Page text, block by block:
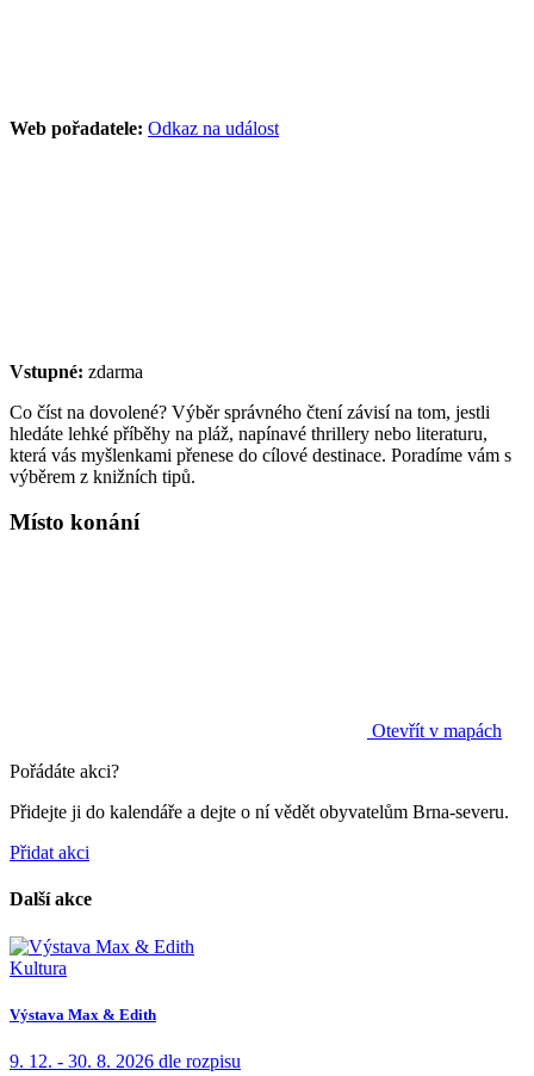
Web pořadatele: Odkaz na událost
Vstupné: zdarma
Co číst na dovolené? Výběr správného čtení závisí na tom, jestli
hledáte lehké příběhy na pláž, napínavé thrillery nebo literaturu,
která vás myšlenkami přenese do cílové destinace. Poradíme vám s
výběrem z knižních tipů.
Místo konání
Otevřít v mapách
Pořádáte akci?
Přidejte ji do kalendáře a dejte o ní vědět obyvatelům Brna-severu.
Přidat akci
Další akce
Kultura
Výstava Max & Edith
9. 12. - 30. 8. 2026 dle rozpisu